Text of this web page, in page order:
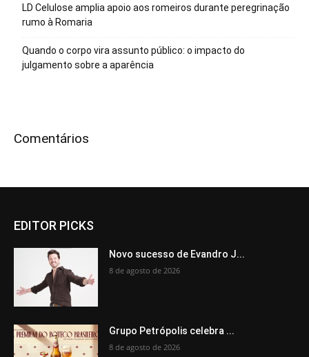
LD Celulose amplia apoio aos romeiros durante peregrinação
rumo à Romaria
Quando o corpo vira assunto público: o impacto do
julgamento sobre a aparência
Comentários
EDITOR PICKS
Novo sucesso de Evandro J...
8 de agosto de 2026
Grupo Petrópolis celebra ...
8 de agosto de 2026